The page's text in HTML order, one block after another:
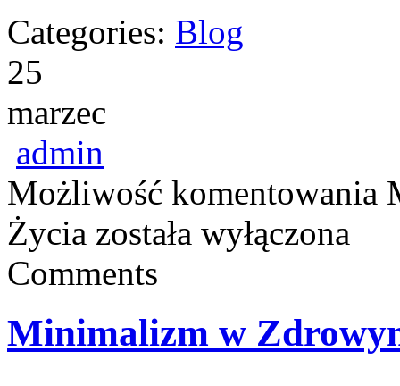
Categories: Blog
25
marzec
admin
Możliwość komentowania
Życia została wyłączona
Comments
Minimalizm w